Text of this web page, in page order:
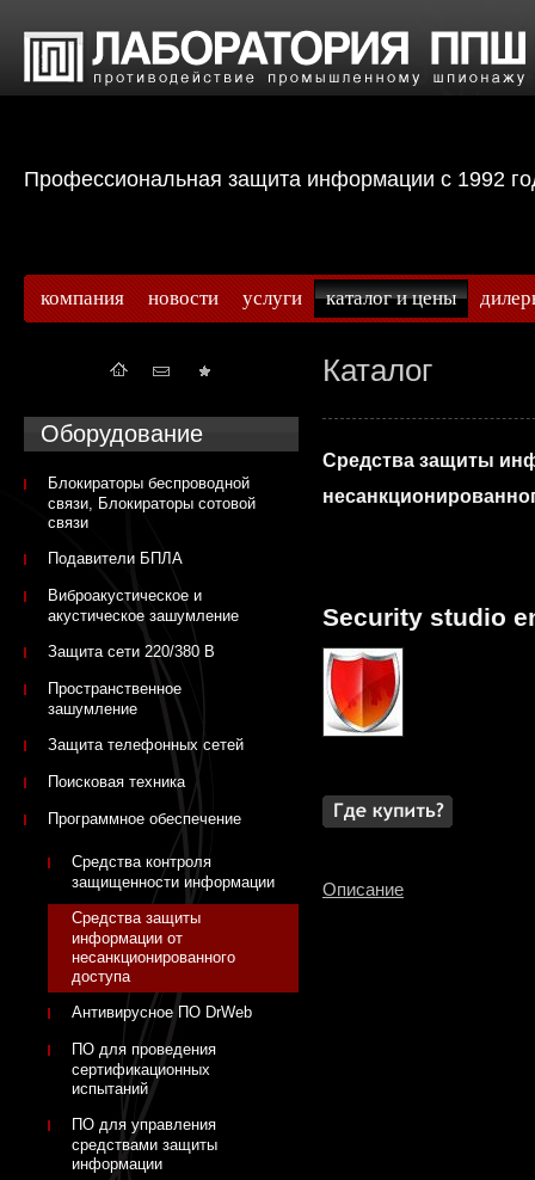
Профессиональная защита информации с
компания новости услуги каталог и цены
Каталог
Средства защиты
Security studio
Описание
Оборудование
Блокираторы беспроводной
связи, Блокираторы сотовой
связи
Подавители БПЛА
Виброакустическое и
акустическое зашумление
Защита сети 220/380 В
Пространственное
зашумление
Защита телефонных сетей
Поисковая техника
Программное обеспечение
Средства контроля
защищенности информации
Средства защиты
информации от
несанкционированного
доступа
Антивирусное ПО DrWeb
ПО для проведения
сертификационных
испытаний
ПО для управления
средствами защиты
информации